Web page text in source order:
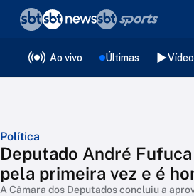
Ao vivo Últimas
Política
Deputado André
pela primeira vez e é
A Câmara dos Deputados concluiu a
❮voltar
Editorias